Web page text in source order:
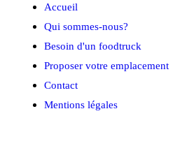
Accueil
Qui sommes-nous?
Besoin d'un foodtruck
Proposer votre emplacement
Contact
Mentions légales